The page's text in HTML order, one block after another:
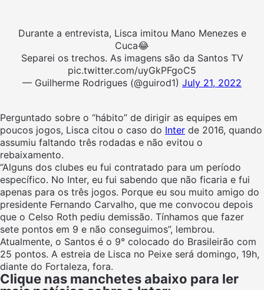
Durante a entrevista, Lisca imitou Mano Menezes e
Cuca😂
Separei os trechos. As imagens são da Santos TV
pic.twitter.com/uyGkPFgoC5
— Guilherme Rodrigues (@guirod1) July 21, 2022
Perguntado sobre o “hábito” de dirigir as equipes em
poucos jogos, Lisca citou o caso do Inter de 2016, quando
assumiu faltando três rodadas e não evitou o
rebaixamento.
“Alguns dos clubes eu fui contratado para um período
específico. No Inter, eu fui sabendo que não ficaria e fui
apenas para os três jogos. Porque eu sou muito amigo do
presidente Fernando Carvalho, que me convocou depois
que o Celso Roth pediu demissão. Tínhamos que fazer
sete pontos em 9 e não conseguimos”, lembrou.
Atualmente, o Santos é o 9° colocado do Brasileirão com
25 pontos. A estreia de Lisca no Peixe será domingo, 19h,
diante do Fortaleza, fora.
Clique nas manchetes abaixo para ler